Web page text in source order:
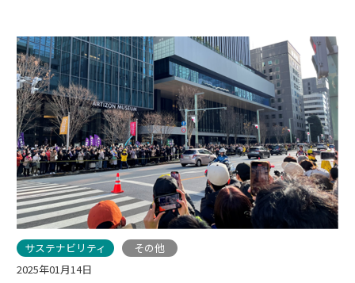
サステナビリティ
その他
2025年01月14日